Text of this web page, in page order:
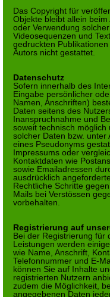
Das Copyright für
Objekte bleibt allein
oder Verwendung
Videosequenzen und
gedruckten
Autors nicht gestattet.
Datenschutz
Sofern innerhalb des
Eingabe persönlicher
Namen, Anschriften)
Daten seitens des
Inanspruchnahme und
soweit technisch
solcher Daten bzw.
eines Pseudonyms
Impressums oder
Kontaktdaten wie
sowie Emailadressen
ausdrücklich
Rechtliche Schritte
Mails bei Verstössen
vorbehalten.
Registrierung auf
Bei der Registrierung für
Leistungen werden
wie Name, Anschrift,
Telefonnummer und E-
können Sie auf Inhalte
registrierten Nutzern
zudem die Möglichkeit,
angegebenen Daten